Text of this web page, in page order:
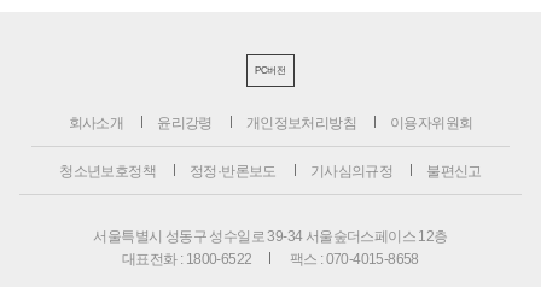
PC버전
회사소개 윤리강령 개인정보처리방침 이용자위원회
청소년보호정책 정정·반론보도 기사심의규정 불편신고
서울특별시 성동구 성수일로 39-34 서울숲더스페이스 12층
대표전화 : 1800-6522
팩스 : 070-4015-8658